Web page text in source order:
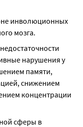
инволюционных
мозга.
нарушения у
памяти,
снижением
концентрации
сферы в